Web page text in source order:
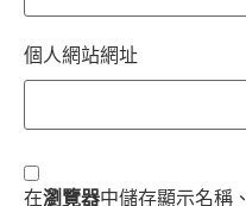
個人網站網址
在瀏覽器中儲存顯示名稱